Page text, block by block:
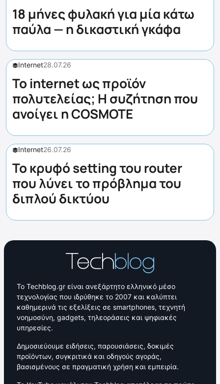
18 μήνες φυλακή για μία κάτω
παύλα — η δικαστική γκάφα
Internet28.07.26
Το internet ως προϊόν
πολυτελείας; Η συζήτηση που
ανοίγει η COSMOTE
Internet26.07.26
Το κρυφό setting του router
που λύνει το πρόβλημα του
διπλού δικτύου
Το Techblog.gr είναι ανεξάρτητο ελληνικό μέσο
τεχνολογίας που ιδρύθηκε το 2007 και καλύπτει
καθημερινά τις εξελίξεις σε smartphones, τεχνητή
νοημοσύνη, gadgets, τηλεοράσεις και ψηφιακές
υπηρεσίες.
Δημοσιεύουμε ειδήσεις, παρουσιάσεις, δοκιμές
προϊόντων, συγκριτικά και οδηγούς αγοράς,
βασισμένους σε πραγματική χρήση και εμπειρία.